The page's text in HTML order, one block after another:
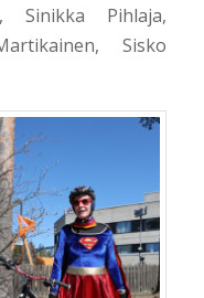
Sinikka Pihlaja,
Sisko